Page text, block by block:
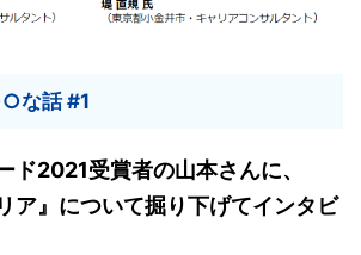
な話 #1
ド2021受賞者の山本さんに、
ア』について掘り下げてインタビ